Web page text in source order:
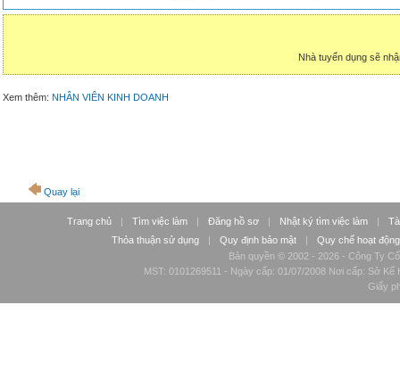
Nhà tuyển dụng sẽ
Xem thêm: NHÂN VIÊN KINH DOANH
Quay lại
Trang chủ | Tìm việc làm | Đăng hồ sơ | Nhật ký tìm việc làm |
Thỏa thuận sử dụng
| Quy định bảo mật |
Quy chế hoạt động
Bản quyền © 2002 - 2026 - Công Ty
MST: 0101269511 - Ngày cấp: 01/07/2008 Nơi cấp: Sở
Giấy